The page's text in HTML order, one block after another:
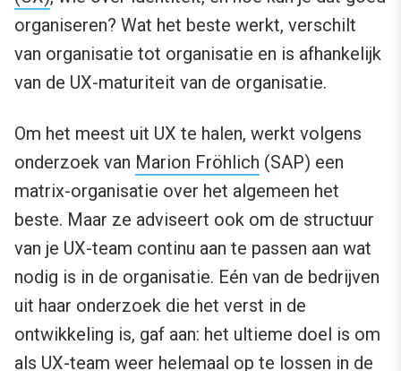
organiseren? Wat het beste werkt, verschilt
van organisatie tot organisatie en is afhankelijk
van de UX-maturiteit van de organisatie.
Om het meest uit UX te halen, werkt volgens
onderzoek van Marion Fröhlich (SAP) een
matrix-organisatie over het algemeen het
beste. Maar ze adviseert ook om de structuur
van je UX-team continu aan te passen aan wat
nodig is in de organisatie. Eén van de bedrijven
uit haar onderzoek die het verst in de
ontwikkeling is, gaf aan: het ultieme doel is om
als UX-team weer helemaal op te lossen in de